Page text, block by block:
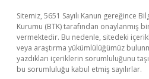
Sitemiz, 5651 Sayılı Kanun gereğince
Kurumu (BTK) tarafından onaylanmış
vermektedir. Bu nedenle, sitedeki
veya araştırma yükümlülüğümüz
yazdıkları içeriklerin sorumluluğunu
bu sorumluluğu kabul etmiş sayılırlar.